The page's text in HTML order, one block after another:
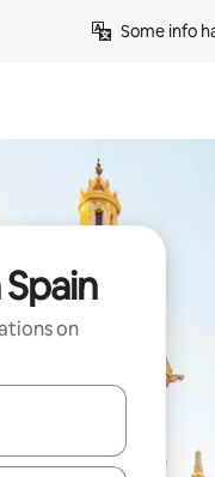
Some info
on
up and down arrow